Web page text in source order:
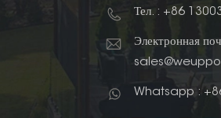
Тел. : +86
Электронная
Whatsapp :